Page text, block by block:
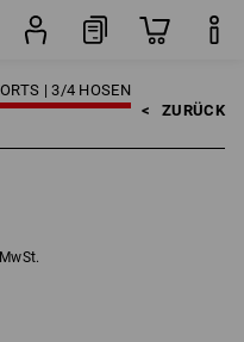
| 3/4 HOSEN
< ZURÜCK